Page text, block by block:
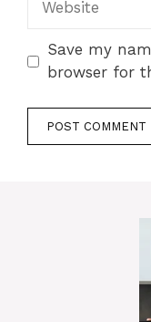
Save my
browser for